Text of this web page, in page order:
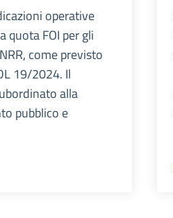
operative
quota FOI per gli
come previsto
19/2024. Il
alla
pubblico e